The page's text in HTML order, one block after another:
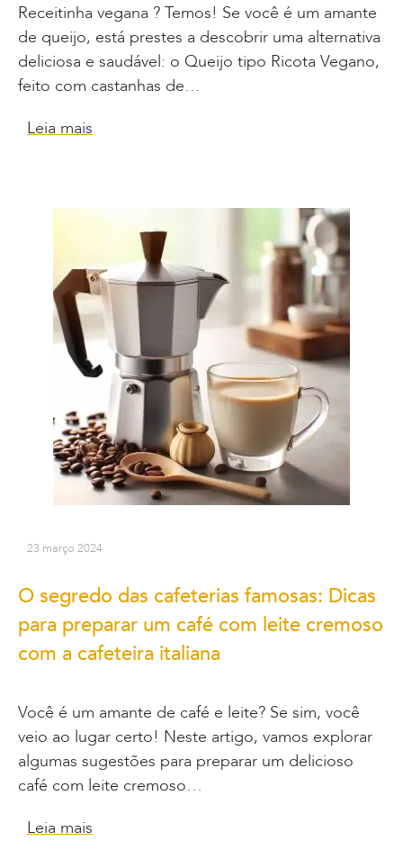
Receitinha vegana ? Temos! Se você é um amante
de queijo, está prestes a descobrir uma alternativa
deliciosa e saudável: o Queijo tipo Ricota Vegano,
feito com castanhas de…
Leia mais
23 março 2024
O segredo das cafeterias famosas: Dicas
para preparar um café com leite cremoso
com a cafeteira italiana
Você é um amante de café e leite? Se sim, você
veio ao lugar certo! Neste artigo, vamos explorar
algumas sugestões para preparar um delicioso
café com leite cremoso…
Leia mais